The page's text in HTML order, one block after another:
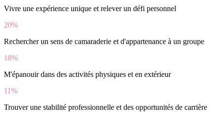
Vivre une expérience unique et relever un défi personnel
20%
Rechercher un sens de camaraderie et d'appartenance à un groupe
18%
M'épanouir dans des activités physiques et en extérieur
11%
Trouver une stabilité professionnelle et des opportunités de carrière